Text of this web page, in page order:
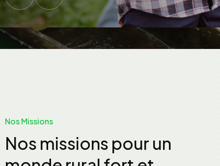
Nos Missions
Nos missions pour un